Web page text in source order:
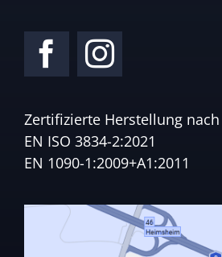
Zertifizierte Herstellung nach
EN ISO 3834-2:2021
EN 1090-1:2009+A1:2011